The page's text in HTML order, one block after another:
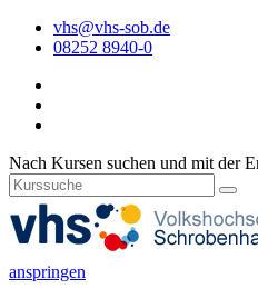
vhs@vhs-sob.de
08252 8940-0
Nach Kursen suchen und mit der
anspringen